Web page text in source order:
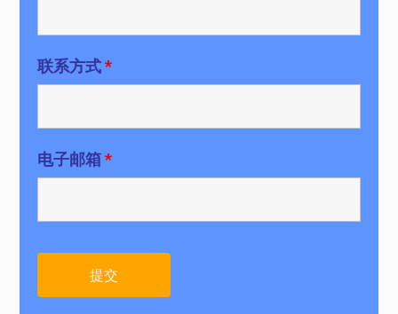
联系方式*
电子邮箱*